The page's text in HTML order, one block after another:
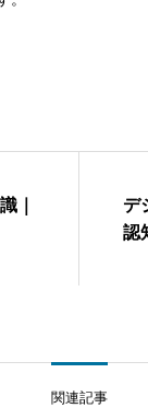
｜
デ
認
関連記事